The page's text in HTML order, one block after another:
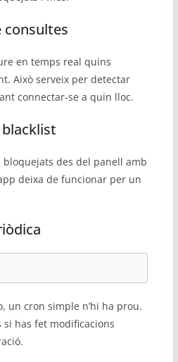
consultes
en temps real quins
Això serveix per detectar
connectar-se a quin lloc.
des del panell amb
deixa de funcionar per un
un cron simple n’hi ha prou.
si has fet modificacions